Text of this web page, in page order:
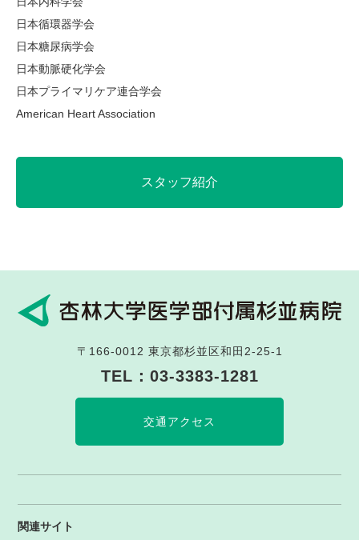
日本循環器学会
日本糖尿病学会
日本動脈硬化学会
日本プライマリケア連合学会
American Heart Association
スタッフ紹介
〒166-0012 東京都杉並区和田2-25-1
TEL： 03-3383-1281
交通アクセス
関連サイト